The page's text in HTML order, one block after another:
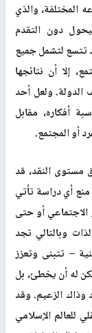
المختلفة، والذي
دون التقدم
تتسع لتشمل جميع
إلا أن نتائجها
الدولة. ولعل أحد
أفكاره، مقابل
أو المجتمع.
مستوى النقد، قد
منع أي دراسة تأتي
الاجتماعي أو حتى
وبالتالي تجد
– تتبنى وتعزز
له أن يخطئ، بل
وذاك الزعيم. وقد
للعالم الإسلامي